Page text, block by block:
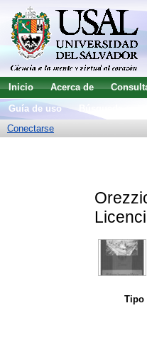
Inicio Acerca de
Guía de uso
Conectarse
Tipo